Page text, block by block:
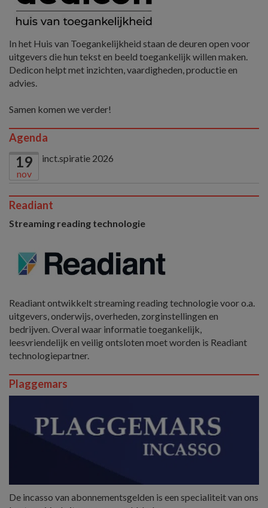
In het Huis van Toegankelijkheid staan de deuren open voor
uitgevers die hun tekst en beeld toegankelijk willen maken.
Dedicon helpt met inzichten, vaardigheden, productie en
advies.
Samen komen we verder!
Agenda
19
nov
inct.spiratie 2026
Readiant
Streaming reading technologie
Readiant ontwikkelt streaming reading technologie voor o.a.
uitgevers, onderwijs, overheden, zorginstellingen en
bedrijven. Overal waar informatie toegankelijk,
leesvriendelijk en veilig ontsloten moet worden is Readiant
technologiepartner.
Plaggemars
De incasso van abonnementsgelden is een specialiteit van ons